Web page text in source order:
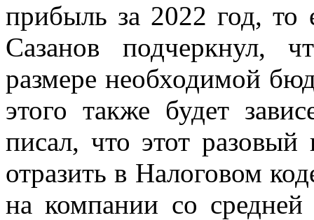
прибыль за 2022 год, то
Сазанов подчеркнул,
размере необходимой
этого также будет
писал, что этот
отразить в Налоговом
на компании со